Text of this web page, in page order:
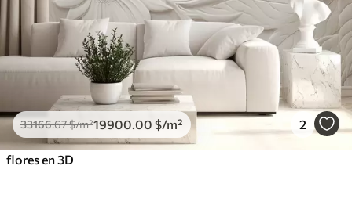
33166.67$/m²19900 .00 $/m² 2
flores en 3D